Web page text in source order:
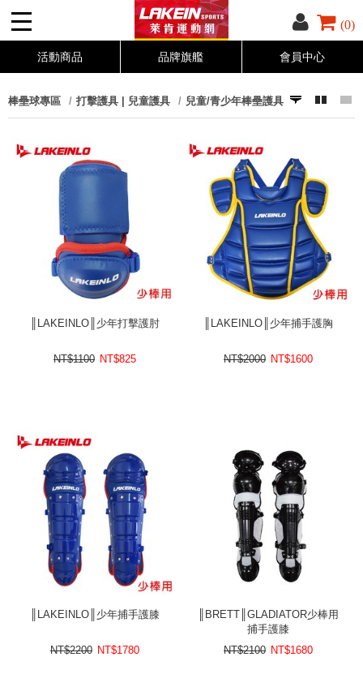
(0)
活動商品 品牌旗艦 會員中心
棒壘球專區 打擊護具 | 兒童護具 兒童/青少年棒壘護具
║LAKEINLO║少年打擊護肘
NT$1100 NT$825
║LAKEINLO║少年捕手護胸
NT$2000 NT$1600
║LAKEINLO║少年捕手護膝
NT$2200 NT$1780
║BRETT║GLADIATOR少棒用
捕手護膝
NT$2100 NT$1680